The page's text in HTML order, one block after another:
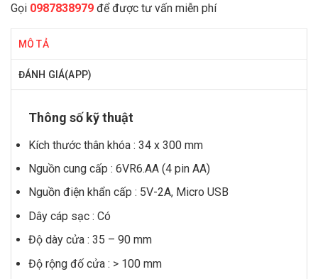
Gọi 0987838979 để được tư vấn miễn phí
MÔ TẢ
ĐÁNH GIÁ(APP)
Thông số kỹ thuật
Kích thước thân khóa : 34 x 300 mm
Nguồn cung cấp : 6VR6.AA (4 pin AA)
Nguồn điện khẩn cấp : 5V-2A, Micro USB
Dây cáp sạc : Có
Độ dày cửa : 35 – 90 mm
Độ rộng đố cửa : > 100 mm